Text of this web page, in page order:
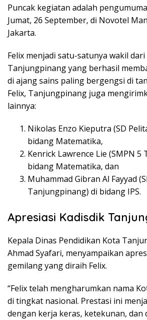
Puncak kegiatan adalah
Jumat, 26 September, di Novotel
Jakarta.
Felix menjadi satu-satunya wakil dari
Tanjungpinang yang berhasil
di ajang sains paling bergengsi di
Felix, Tanjungpinang juga
lainnya:
Nikolas Enzo Kieputra (SD
bidang Matematika,
Kenrick Lawrence Lie (SMPN
bidang Matematika, dan
Muhammad Gibran Al Fayyad
Tanjungpinang) di bidang IPS.
Apresiasi Kadisdik
Kepala Dinas Pendidikan Kota
Ahmad Syafari, menyampaikan
gemilang yang diraih Felix.
“Felix telah mengharumkan nama
di tingkat nasional. Prestasi ini
dengan kerja keras, ketekunan, dan